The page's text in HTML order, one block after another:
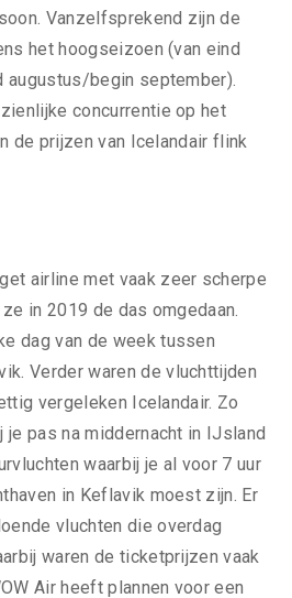
Vanzelfsprekend zijn de
het hoogseizoen (van eind
augustus/begin september).
concurrentie op het
de prijzen van Icelandair flink
airline met vaak zeer scherpe
in 2019 de das omgedaan.
dag van de week tussen
Verder waren de vluchttijden
vergeleken Icelandair. Zo
je pas na middernacht in IJsland
waarbij je al voor 7 uur
in Keflavik moest zijn. Er
vluchten die overdag
waren de ticketprijzen vaak
Air heeft plannen voor een